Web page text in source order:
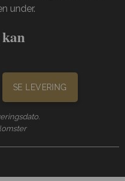
under.
SE LEVERING